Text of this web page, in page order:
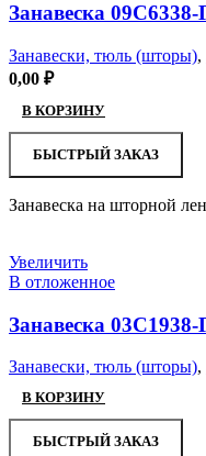
Занавеска
Занавески, тюль (шторы),
0,00 ₽
В КОРЗИНУ
БЫСТРЫЙ ЗАКАЗ
Занавеска на шторной
Увеличить
В отложенное
Занавеска
Занавески, тюль (шторы),
В КОРЗИНУ
БЫСТРЫЙ ЗАКАЗ